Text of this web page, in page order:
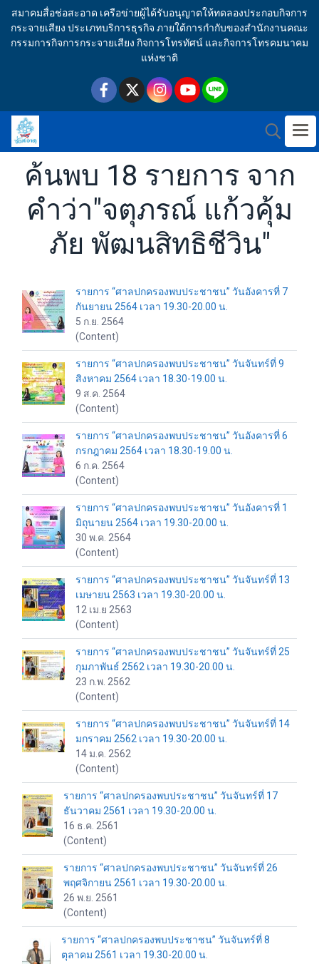
สมาคมสื่อช่อสะอาด เครือข่ายผู้ได้รับอนุญาตให้ทดลองประกอบกิจการ
กระจายเสียง ประเภทบริการธุรกิจ ภายใต้การกำกับของสำนักงานคณะ
กรรมการกิจการกระจายเสียง กิจการโทรทัศน์ และกิจการโทรคมนาคม
แห่งชาติ
ค้นพบ 18 รายการ จาก
คำว่า"จตุภรณ์ แก้วคุ้ม
ภัย พัฒนสิทธิชีวิน"
รายการ “ศาลปกครองพบประชาชน” วันอังคารที่ 7
กันยายน 2564 เวลา 19.30-20.00 น.
5 ก.ย. 2564
(Content)
รายการ “ศาลปกครองพบประชาชน” วันจันทร์ที่ 9
สิงหาคม 2564 เวลา 18.30-19.00 น.
9 ส.ค. 2564
(Content)
รายการ “ศาลปกครองพบประชาชน” วันอังคารที่ 6
กรกฎาคม 2564 เวลา 18.30-19.00 น.
6 ก.ค. 2564
(Content)
รายการ “ศาลปกครองพบประชาชน” วันอังคารที่ 1
มิถุนายน 2564 เวลา 19.30-20.00 น.
30 พ.ค. 2564
(Content)
รายการ “ศาลปกครองพบประชาชน” วันจันทร์ที่ 13
เมษายน 2563 เวลา 19.30-20.00 น.
12 เม.ย 2563
(Content)
รายการ “ศาลปกครองพบประชาชน” วันจันทร์ที่ 25
กุมภาพันธ์ 2562 เวลา 19.30-20.00 น.
23 ก.พ. 2562
(Content)
รายการ “ศาลปกครองพบประชาชน” วันจันทร์ที่ 14
มกราคม 2562 เวลา 19.30-20.00 น.
14 ม.ค. 2562
(Content)
รายการ “ศาลปกครองพบประชาชน” วันจันทร์ที่ 17
ธันวาคม 2561 เวลา 19.30-20.00 น.
16 ธ.ค. 2561
(Content)
รายการ “ศาลปกครองพบประชาชน” วันจันทร์ที่ 26
พฤศจิกายน 2561 เวลา 19.30-20.00 น.
26 พ.ย. 2561
(Content)
รายการ “ศาลปกครองพบประชาชน” วันจันทร์ที่ 8
ตุลาคม 2561 เวลา 19.30-20.00 น.